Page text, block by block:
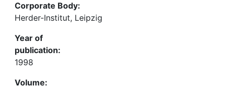
Corporate Body:
Herder-Institut, Leipzig
Year of
publication:
1998
Volume: